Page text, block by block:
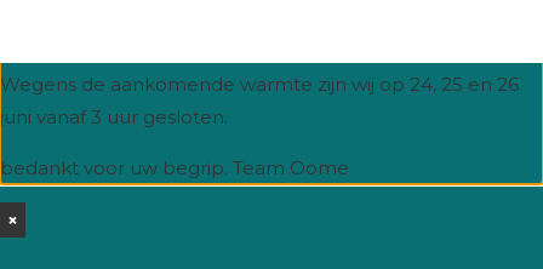
Wegens de aankomende warmte zijn wij op 24, 25 en 26
juni vanaf 3 uur gesloten.
bedankt voor uw begrip. Team Oome
×